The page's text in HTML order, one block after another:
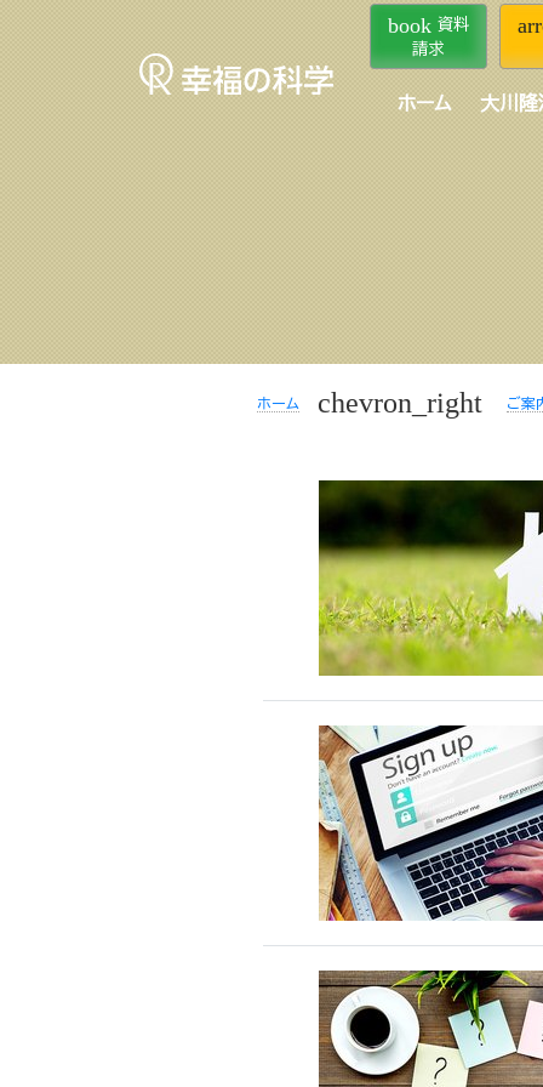
book 資料
請求
ホーム 大川隆
ホーム chevron_right ご案